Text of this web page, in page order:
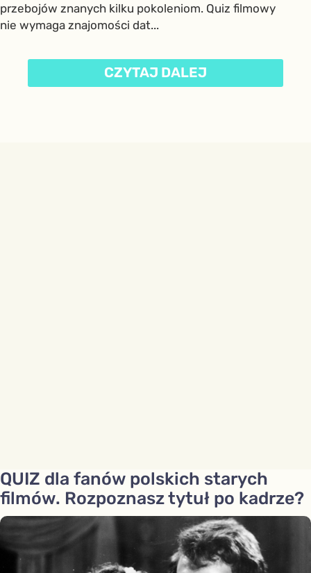
przebojów znanych kilku pokoleniom. Quiz filmowy
nie wymaga znajomości dat...
CZYTAJ DALEJ
QUIZ dla fanów polskich starych
filmów. Rozpoznasz tytuł po kadrze?